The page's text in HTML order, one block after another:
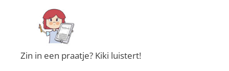
Zin in een praatje? Kiki luistert!